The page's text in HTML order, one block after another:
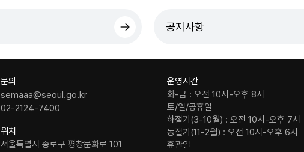
공지사항
문의
semaaa@seoul.go.kr
02-2124-7400
위치
서울특별시 종로구 평창문화로 101
운영시간
화-금 : 오전 10시-오후 8시
토/일/공휴일
하절기(3-10월) : 오전 10시-오후 7시
동절기(11-2월) : 오전 10시-오후 6시
휴관일